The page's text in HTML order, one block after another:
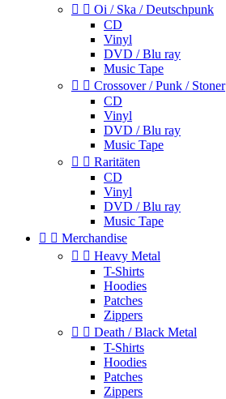
  Oi / Ska / Deutschpunk
CD
Vinyl
DVD / Blu ray
Music Tape
  Crossover / Punk / Stoner
CD
Vinyl
DVD / Blu ray
Music Tape
  Raritäten
CD
Vinyl
DVD / Blu ray
Music Tape
  Merchandise
  Heavy Metal
T-Shirts
Hoodies
Patches
Zippers
  Death / Black Metal
T-Shirts
Hoodies
Patches
Zippers